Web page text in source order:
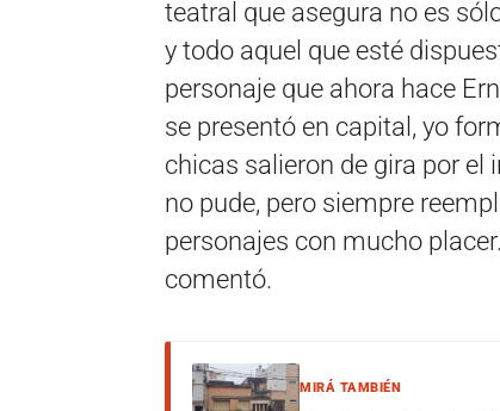
teatral que asegura no es
y todo aquel que esté
personaje que ahora hace
se presentó en capital, yo
chicas salieron de gira por el
no pude, pero siempre
personajes con mucho
comentó.
MIRÁ TAMBIÉN